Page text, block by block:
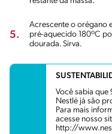
5.
Acrescente o orégano
pré-aquecido 180ºC
dourada. Sirva.
Você sabia
Nestlé já são
Para mais
acesse nosso
http://